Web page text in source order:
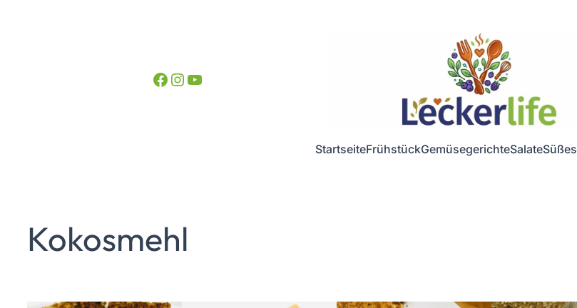
Facebook InstagramYouTube
StartseiteFrühstückGemüsegerichteSalateSüßes
Kokosmehl